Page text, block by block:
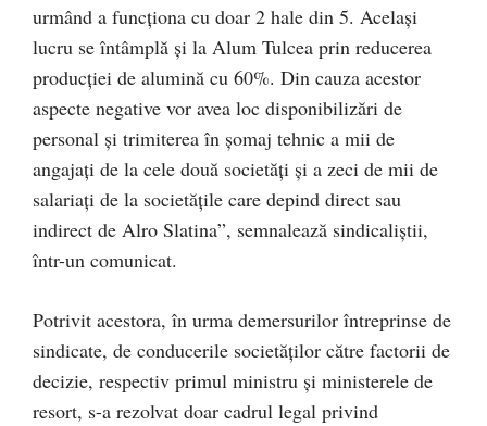
urmând a funcţiona cu doar 2 hale din 5. Acelaşi
lucru se întâmplă şi la Alum Tulcea prin reducerea
producţiei de alumină cu 60%. Din cauza acestor
aspecte negative vor avea loc disponibilizări de
personal şi trimiterea în şomaj tehnic a mii de
angajaţi de la cele două societăţi şi a zeci de mii de
salariaţi de la societăţile care depind direct sau
indirect de Alro Slatina”, semnalează sindicaliştii,
într-un comunicat.
Potrivit acestora, în urma demersurilor întreprinse de
sindicate, de conducerile societăţilor către factorii de
decizie, respectiv primul ministru şi ministerele de
resort, s-a rezolvat doar cadrul legal privind